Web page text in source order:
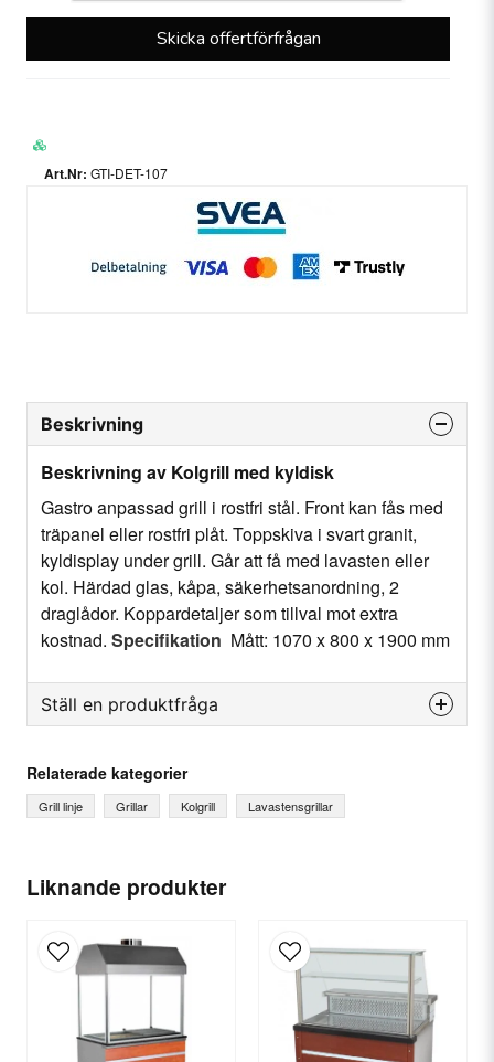
Skicka offertförfrågan
GTI-DET-107
Liknande produkter
Beskrivning
Beskrivning av Kolgrill med kyldisk
Gastro anpassad grill i rostfri stål. Front kan fås med
träpanel eller rostfri plåt. Toppskiva i svart granit,
kyldisplay under grill. Går att få med lavasten eller
kol. Härdad glas, kåpa, säkerhetsanordning, 2
draglådor. Koppardetaljer som tillval mot extra
kostnad. Specifikation Mått: 1070 x 800 x 1900 mm
Ställ en produktfråga
Fråga oss något om denna produkten...
Ditt namn
email
E-postadress
Relaterade kategorier
Grill linje Grillar Kolgrill Lavastensgrillar